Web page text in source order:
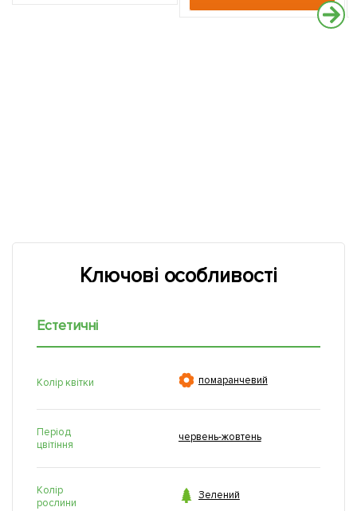
Ключові особливості
Естетичні
Колір квітки  помаранчевий
Період
цвітіння
червень-жовтень
Колір
рослини
 Зелений